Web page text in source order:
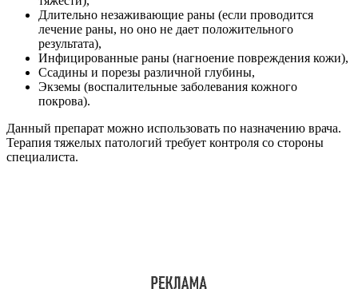
Длительно незаживающие раны (если проводится
лечение раны, но оно не дает положительного
результата),
Инфицированные раны (нагноение повреждения кожи),
Ссадины и порезы различной глубины,
Экземы (воспалительные заболевания кожного
покрова).
Данный препарат можно использовать по назначению врача.
Терапия тяжелых патологий требует контроля со стороны
специалиста.